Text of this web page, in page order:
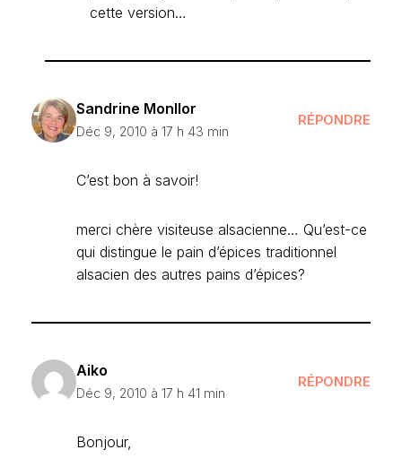
cette version…
Sandrine Monllor
Déc 9, 2010 à 17 h 43 min
RÉPONDRE
C’est bon à savoir!
merci chère visiteuse alsacienne… Qu’est-ce
qui distingue le pain d’épices traditionnel
alsacien des autres pains d’épices?
Aiko
Déc 9, 2010 à 17 h 41 min
RÉPONDRE
Bonjour,